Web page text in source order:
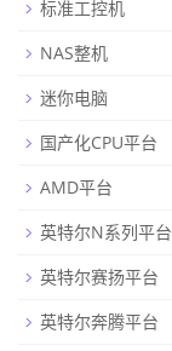
标准工控机
NAS整机
迷你电脑
国产化CPU平台
AMD平台
英特尔N系列平台
英特尔赛扬平台
英特尔奔腾平台